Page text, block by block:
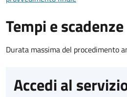
Tempi e scadenze
Durata massima del procedimento
Accedi al